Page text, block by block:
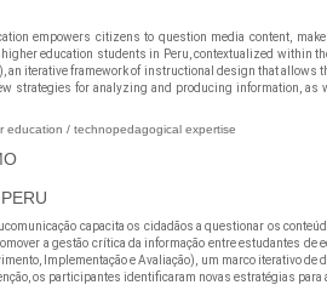
empowers citizens to question media content,
education students in Peru, contextualized
iterative framework of instructional design that
for analyzing and producing information,
education / technopedagogical expertise
capacita os cidadãos a questionar os
a gestão crítica da informação entre estudantes
Implementação e Avaliação), um marco
os participantes identificaram novas estratégias